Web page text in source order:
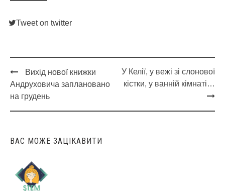
Tweet on twitter
Post
navigation
Вихід нової книжки
Андруховича заплановано
на грудень
У Келії, у вежі зі слонової
кістки, у ванній кімнаті…
ВАС МОЖЕ ЗАЦІКАВИТИ